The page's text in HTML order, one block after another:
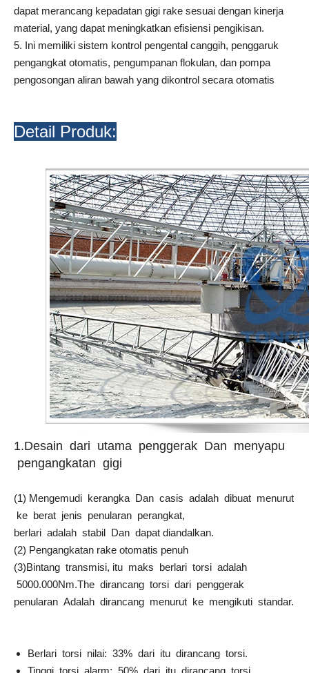
dapat merancang kepadatan gigi rake sesuai dengan kinerja
material, yang dapat meningkatkan efisiensi pengikisan.
5. Ini memiliki sistem kontrol pengental canggih, penggaruk
pengangkat otomatis, pengumpanan flokulan, dan pompa
pengosongan aliran bawah yang dikontrol secara otomatis
Detail Produk:
1.Desain dari utama penggerak Dan menyapu
pengangkatan gigi
(1) Mengemudi kerangka Dan casis adalah dibuat menurut
ke berat jenis penularan perangkat,
berlari adalah stabil Dan dapat diandalkan.
(2) Pengangkatan rake otomatis penuh
(3)Bintang transmisi, itu maks berlari torsi adalah
5000.000Nm.The dirancang torsi dari penggerak
penularan Adalah dirancang menurut ke mengikuti standar.
Berlari torsi nilai: 33% dari itu dirancang torsi.
Tinggi torsi alarm: 50% dari itu dirancang torsi.